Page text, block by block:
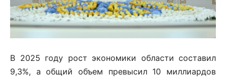
В 2025 году рост экономики области составил
9,3%, а общий объем превысил 10 миллиардов